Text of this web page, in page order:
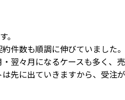
。
件数も順調に伸びていました。
翌々月になるケースも多く、
先に出ていきますから、受注